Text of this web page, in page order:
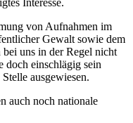
Interesse.
von Aufnahmen im
Gewalt sowie dem
bei uns in der Regel nicht
doch einschlägig sein
ausgewiesen.
auch noch nationale